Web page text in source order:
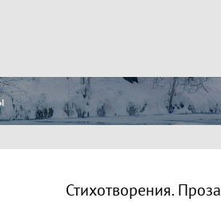
Стихотворения.